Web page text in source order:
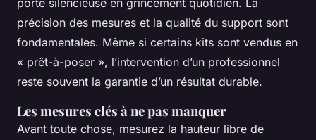
précision des mesures et la qualité du support sont
fondamentales. Même si certains kits sont vendus en
« prêt-à-poser », l’intervention d’un professionnel
reste souvent la garantie d’un résultat durable.
Les mesures clés à ne pas manquer
Avant toute chose, mesurez la hauteur libre de